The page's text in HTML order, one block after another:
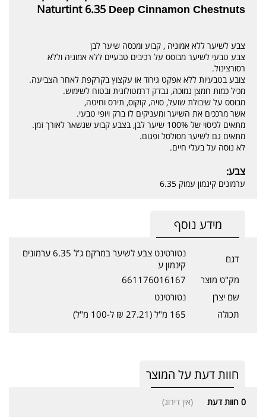
Naturtint 6.35 Deep Cinnamon Chestnuts
צבע לשיער ללא אמוניה , קבוע ומכסה שיער לבן
צבע טבעי לשיער מבוסס על רכיבים טבעיים ללא אמוניה וללא
רסורצינול.
צובע בטבעיות ללא אפקט גירוד או עקצוץ בקרקפת לאחר הצביעה.
מכיל כמות חמצן נמוכה, נבדק דרמטולוגית ובטוח לשימוש.
מבוסס על שיבולת שועל, סויה, קוקוס, תירס וחיטה,
אשר מרככים את השיער ומעניקים לו ברק ויופי טבעי.
מתאים לכיסוי של 100% שיער לבן, בצבע קבוע שנשאר לאורך זמן.
מתאים גם לשיער מסולסל ופגום.
לא נוסה על בעלי חיים.
צבע:
ערמונים קינמון עמוק 6.35
מידע נוסף
דגם
נטורטינט צבע לשיער במרקם ג'ל 6.35 ערמונים
קינמון ע
מק"ט מוצר
661176016167
שם יצרן
נטורטינט
תכולה
165 מ"ל (27.21 ₪ ל-100 מ"ל)
חוות דעת על המוצר
0 חוות דעת (אין דירוג)